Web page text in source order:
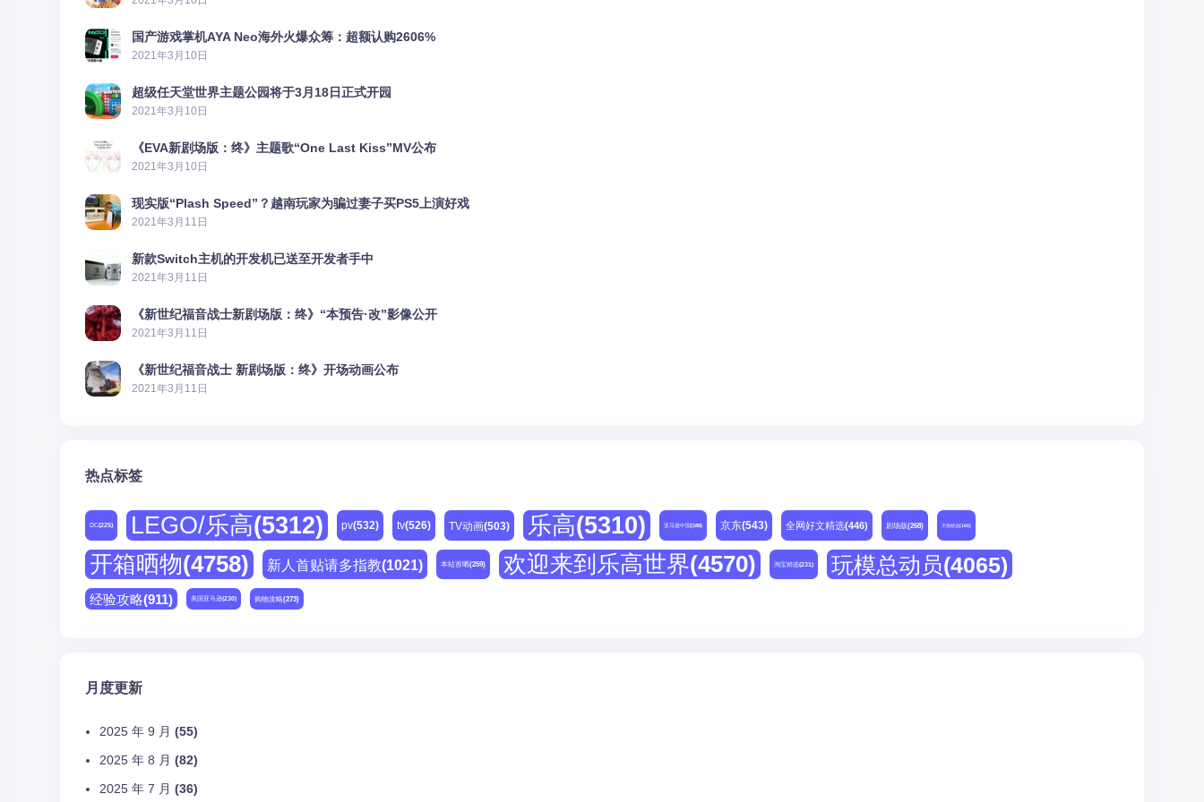
国产游戏掌机AYA Neo海外火爆众筹：超额认购2606%
2021年3月10日
超级任天堂世界主题公园将于3月18日正式开园
2021年3月10日
《EVA新剧场版：终》主题歌“One Last Kiss”MV公布
2021年3月10日
现实版“Plash Speed”？越南玩家为骗过妻子买PS5上演好戏
2021年3月11日
新款Switch主机的开发机已送至开发者手中
2021年3月11日
《新世纪福音战士新剧场版：终》“本预告·改”影像公开
2021年3月11日
《新世纪福音战士 新剧场版：终》开场动画公布
2021年3月11日
热点标签
DC(225) LEGO/乐高(5312) pv(532) tv(526) TV动画(503) 乐高(5310) 亚马逊中国(188) 京东(543) 全网好文精选(446) 剧场版(268) 天猫精选(180)
开箱晒物(4758) 新人首贴请多指教(1021) 本站首晒(259) 欢迎来到乐高世界(4570) 淘宝精选(231) 玩模总动员(4065)
经验攻略(911) 美国亚马逊(230) 购物攻略(273)
月度更新
2025 年 9 月 (55)
2025 年 8 月 (82)
2025 年 7 月 (36)